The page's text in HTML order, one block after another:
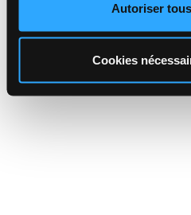
Autoriser
Cookies